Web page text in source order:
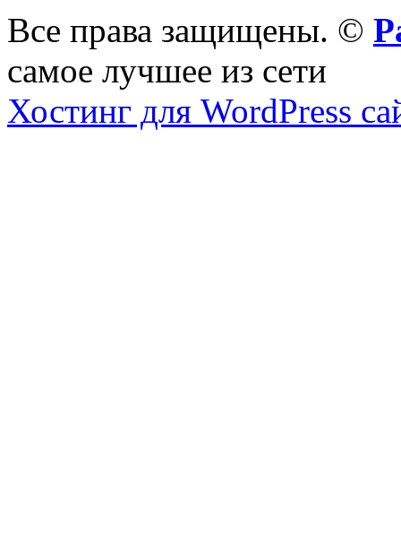
Все права защищены. ©
самое лучшее из сети
Хостинг для WordPress